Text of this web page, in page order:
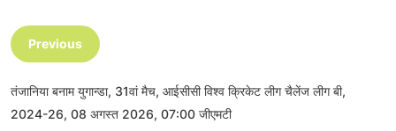
Previous
तंजानिया बनाम युगान्डा, 31वां मैच, आईसीसी विश्व क्रिकेट लीग चैलेंज लीग बी,
2024-26, 08 अगस्त 2026, 07:00 जीएमटी